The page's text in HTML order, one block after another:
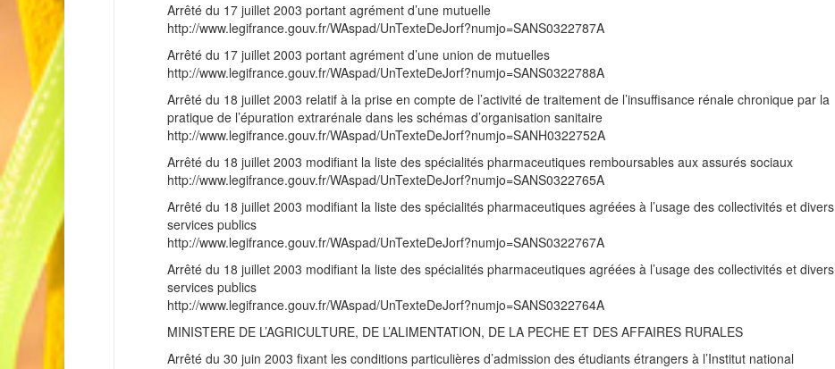
Arrêté du 17 juillet 2003 portant agrément d’une mutuelle
http://www.legifrance.gouv.fr/WAspad/UnTexteDeJorf?numjo=SANS0322787A
Arrêté du 17 juillet 2003 portant agrément d’une union de mutuelles
http://www.legifrance.gouv.fr/WAspad/UnTexteDeJorf?numjo=SANS0322788A
Arrêté du 18 juillet 2003 relatif à la prise en compte de l’activité de traitement de l’insuffisance rénale chronique par la
pratique de l’épuration extrarénale dans les schémas d’organisation sanitaire
http://www.legifrance.gouv.fr/WAspad/UnTexteDeJorf?numjo=SANH0322752A
Arrêté du 18 juillet 2003 modifiant la liste des spécialités pharmaceutiques remboursables aux assurés sociaux
http://www.legifrance.gouv.fr/WAspad/UnTexteDeJorf?numjo=SANS0322765A
Arrêté du 18 juillet 2003 modifiant la liste des spécialités pharmaceutiques agréées à l’usage des collectivités et divers
services publics
http://www.legifrance.gouv.fr/WAspad/UnTexteDeJorf?numjo=SANS0322767A
Arrêté du 18 juillet 2003 modifiant la liste des spécialités pharmaceutiques agréées à l’usage des collectivités et divers
services publics
http://www.legifrance.gouv.fr/WAspad/UnTexteDeJorf?numjo=SANS0322764A
MINISTERE DE L’AGRICULTURE, DE L’ALIMENTATION, DE LA PECHE ET DES AFFAIRES RURALES
Arrêté du 30 juin 2003 fixant les conditions particulières d’admission des étudiants étrangers à l’Institut national